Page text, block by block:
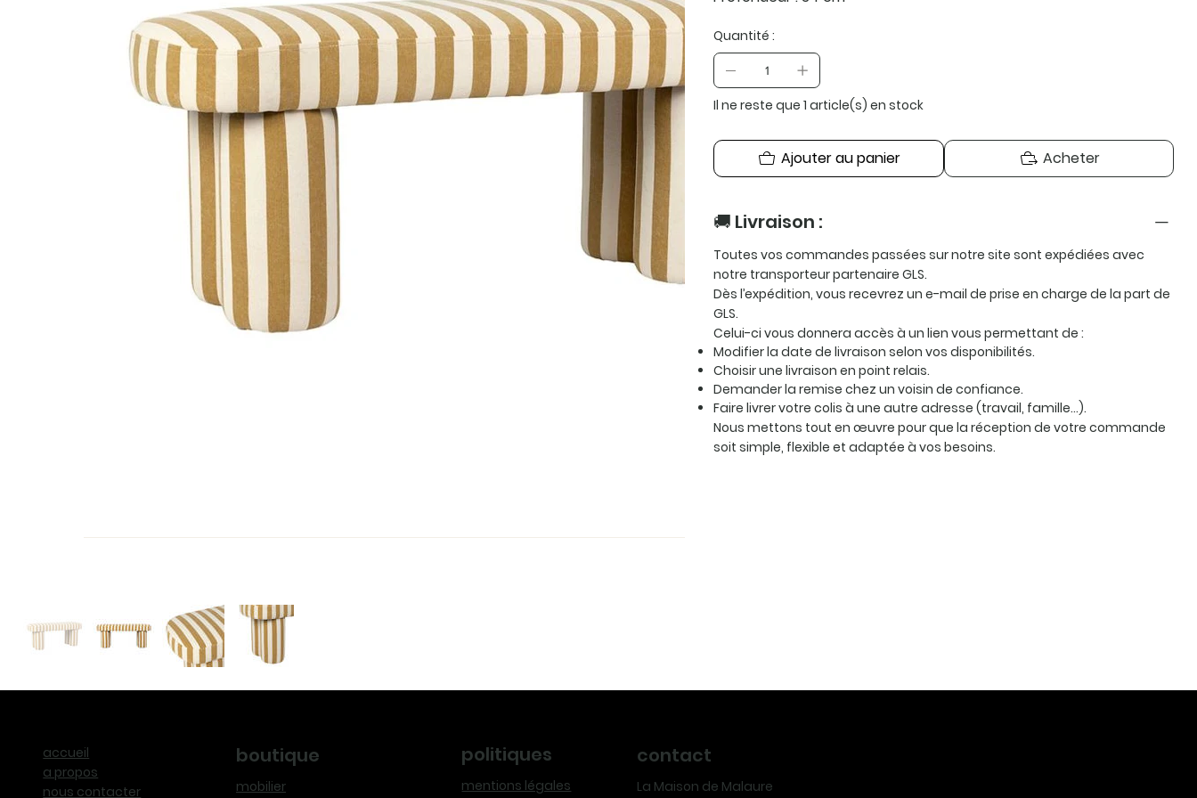
Quantité :
Il ne reste que 1 article(s) en stock
Ajouter au panier Acheter
🚚 Livraison :
Toutes vos commandes passées sur notre site sont expédiées avec
notre transporteur partenaireGLS.
Dès l’expédition, vous recevrez un e-mail de prise en charge de la part de
GLS.
Celui-ci vous donnera accès à un lien vous permettant de :
Modifier la date de livraison selon vos disponibilités.
Choisir une livraison en point relais.
Demander la remise chez un voisin de confiance.
Faire livrer votre colis à une autre adresse (travail, famille…).
Nous mettons tout en œuvre pour que la réception de votre commande
soit simple, flexible et adaptée à vos besoins.
accueil
a propos
nous contacter
boutique
mobilier
politiques
mentions légales
contact
La Maison de Malaure